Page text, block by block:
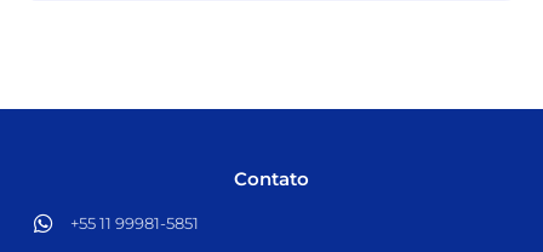
Contato
+55 11 99981-5851​